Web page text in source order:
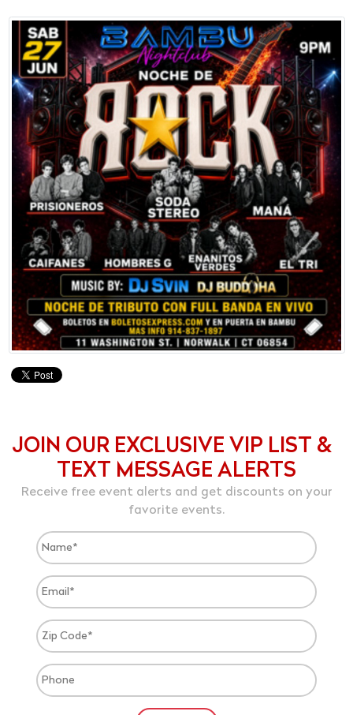
JOIN OUR EXCLUSIVE VIP LIST &
TEXT MESSAGE ALERTS
Receive free event alerts and get discounts on your
favorite events.